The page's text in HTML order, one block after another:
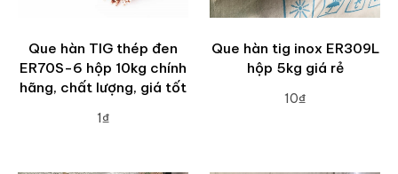
Que hàn TIG thép đen
ER70S-6 hộp 10kg chính
hãng, chất lượng, giá tốt
1₫
Que hàn tig inox ER309L
hộp 5kg giá rẻ
10₫